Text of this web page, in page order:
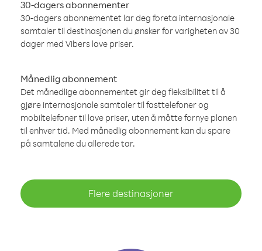
30-dagers abonnementer
30-dagers abonnementet lar deg foreta internasjonale
samtaler til destinasjonen du ønsker for varigheten av 30
dager med Vibers lave priser.
Månedlig abonnement
Det månedlige abonnementet gir deg fleksibilitet til å
gjøre internasjonale samtaler til fasttelefoner og
mobiltelefoner til lave priser, uten å måtte fornye planen
til enhver tid. Med månedlig abonnement kan du spare
på samtalene du allerede tar.
Flere destinasjoner